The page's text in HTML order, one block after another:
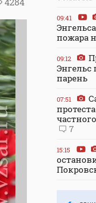
09:41
пожара
09:12
Энгельс
парень
07:51
7
15:15